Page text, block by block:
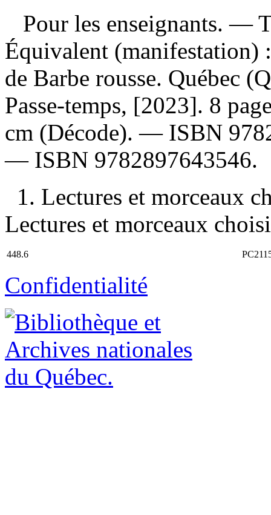
Pour les enseignants. —
Équivalent (manifestation)
de Barbe rousse. Québec
Passe-temps, [2023]. 8
cm (Décode). — ISBN
— ISBN 9782897643546.
1. Lectures et morceaux
Lectures et morceaux
448.6
Confidentialité